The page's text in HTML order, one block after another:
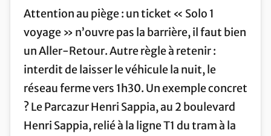
Attention au piège : un ticket « Solo 1
voyage » n’ouvre pas la barrière, il faut bien
un Aller-Retour. Autre règle à retenir :
interdit de laisser le véhicule la nuit, le
réseau ferme vers 1h30. Un exemple concret
? Le Parcazur Henri Sappia, au 2 boulevard
Henri Sappia, relié à la ligne T1 du tram à la